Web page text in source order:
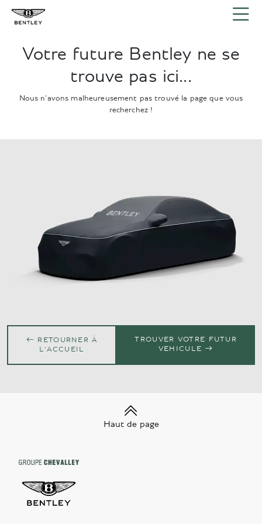
Votre future Bentley ne se
trouve pas ici...
Nous n'avons malheureusement pas trouvé la page que vous
recherchez !
RETOURNER À
L'ACCUEIL
TROUVER VOTRE FUTUR
VEHICULE
Haut de page